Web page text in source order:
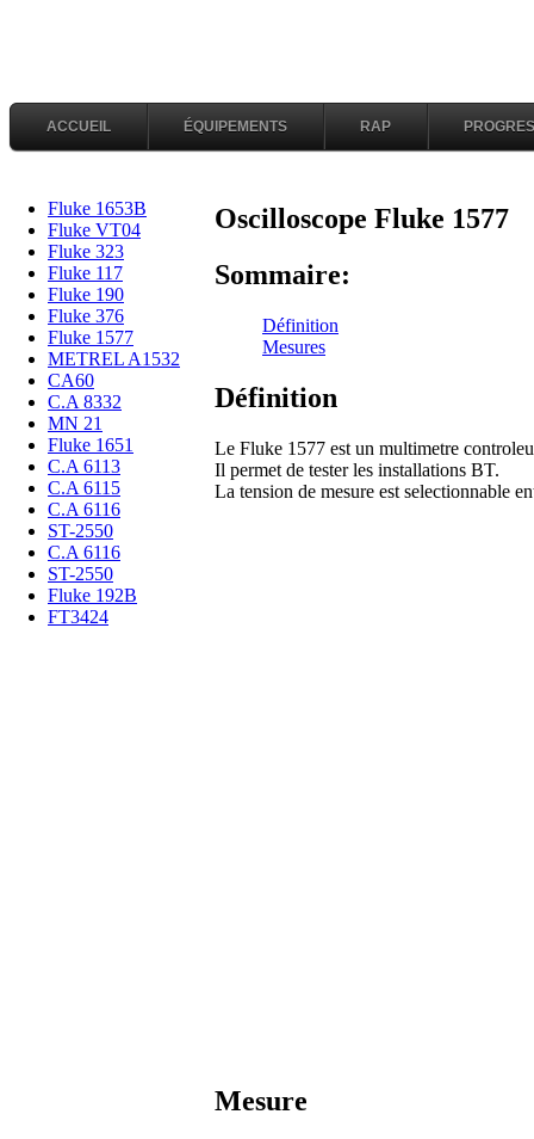
ACCUEIL ÉQUIPEMENTS RAP
Fluke 1653B
Fluke VT04
Fluke 323
Fluke 117
Fluke 190
Fluke 376
Fluke 1577
METREL A1532
CA60
C.A 8332
MN 21
Fluke 1651
C.A 6113
C.A 6115
C.A 6116
ST-2550
C.A 6116
ST-2550
Fluke 192B
FT3424
Oscilloscope Fluke 1577
Sommaire:
Définition
Mesures
Définition
Le Fluke 1577 est un multimetre
Il permet de tester les installations BT.
La tension de mesure est selectionnable
Mesure